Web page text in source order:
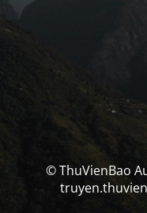
© ThuVienBao